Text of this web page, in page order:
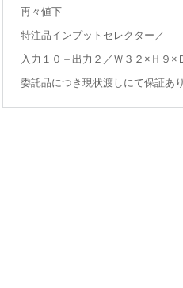
再々値下
特注品インプットセレクター／
入力１０＋出力２／Ｗ３２×Ｈ９×
委託品につき現状渡しにて保証あ